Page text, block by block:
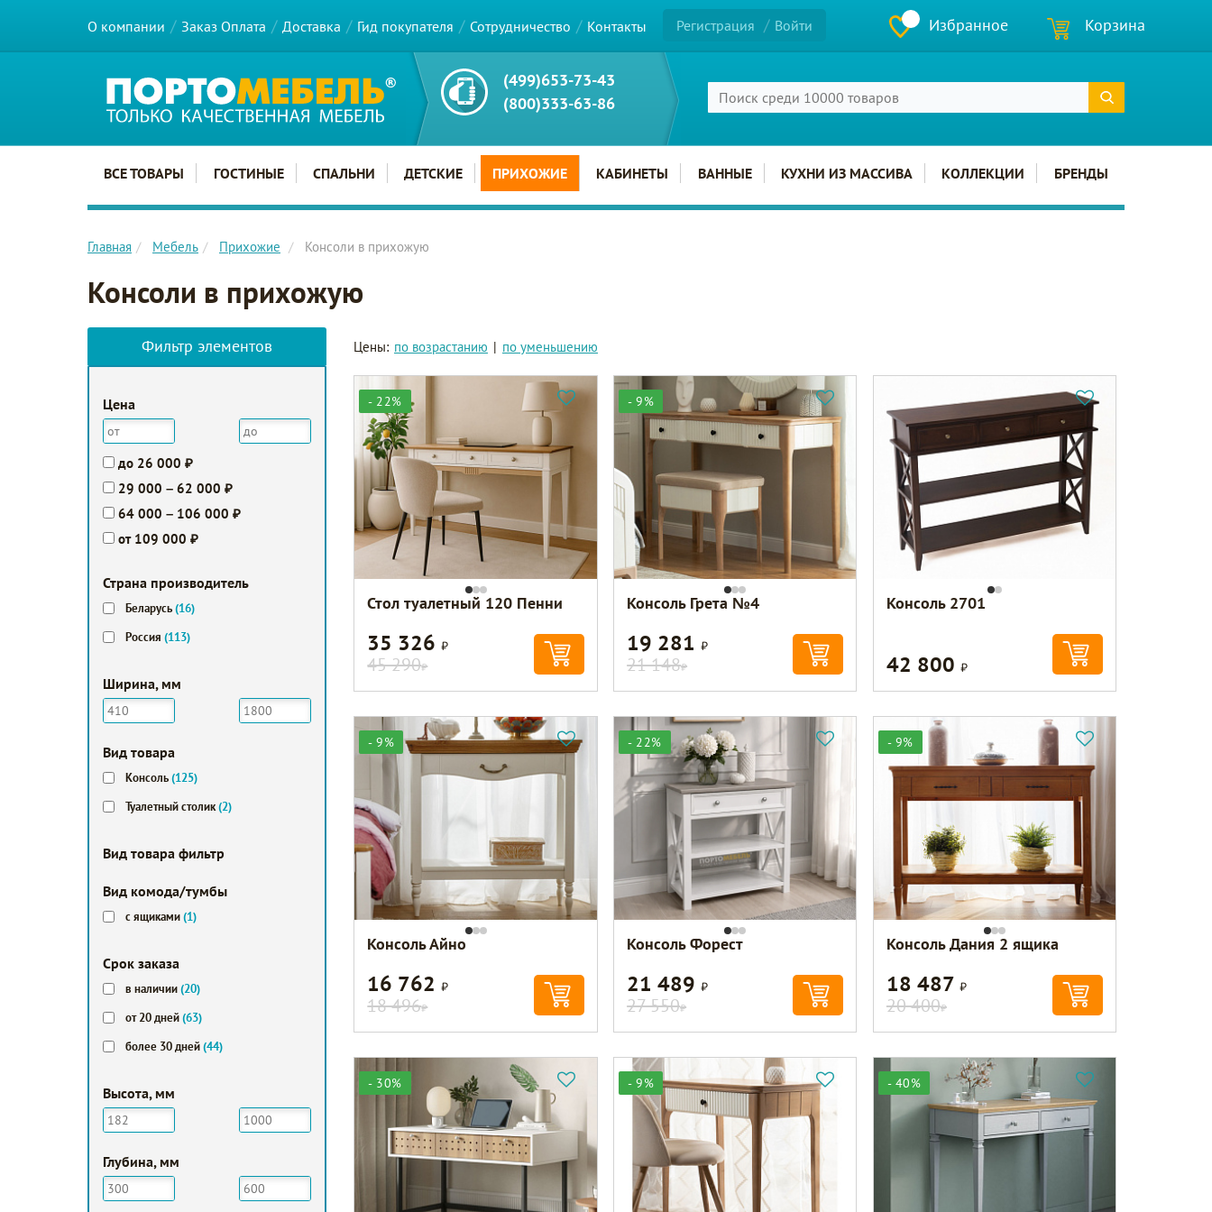
О компании Заказ Оплата Доставка Гид покупателя Сотрудничество Контакты Регистрация Войти Избранное Корзина
(499)653-73-43
(800)333-63-86
Главное меню сайта
ВСЕ ТОВАРЫ ГОСТИНЫЕ СПАЛЬНИ ДЕТСКИЕ ПРИХОЖИЕ КАБИНЕТЫ ВАННЫЕ КУХНИ ИЗ МАССИВА КОЛЛЕКЦИИ БРЕНДЫ
Главная Мебель Прихожие Консоли в прихожую
Консоли в прихожую
Фильтр элементов
Цена
до 26 000 ₽
29 000 – 62 000 ₽
64 000 – 106 000 ₽
от 109 000 ₽
Страна производитель
Беларусь(16)
Россия(113)
Ширина, мм
Вид товара
Консоль(125)
Туалетный столик(2)
Вид товара фильтр
Вид комода/тумбы
с ящиками(1)
Срок заказа
в наличии(20)
от 20 дней(63)
более 30 дней(44)
Высота, мм
Глубина, мм
Цены: по возрастанию | по уменьшению
- 22%
Стол туалетный 120 Пенни
35 326Р
45 290Р
- 9%
Консоль Грета №4
19 281Р
21 148Р
Консоль 2701
42 800 Р
- 9%
Консоль Айно
16 762Р
18 496Р
- 22%
Консоль Форест
21 489Р
27 550Р
- 9%
Консоль Дания 2 ящика
18 487 Р
20 400Р
- 30% - 9% - 40%